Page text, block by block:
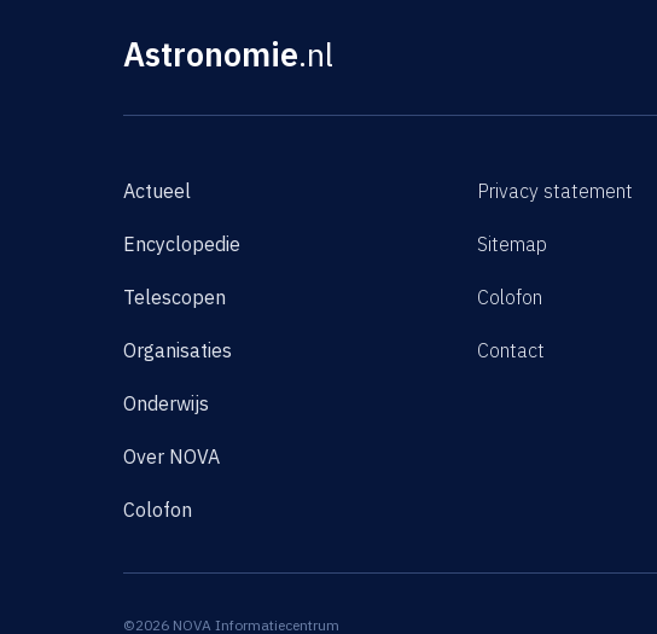
Astronomie.nl
Actueel
Encyclopedie
Telescopen
Organisaties
Onderwijs
Over NOVA
Colofon
Privacy statement
Sitemap
Colofon
Contact
©2026 NOVA Informatiecentrum